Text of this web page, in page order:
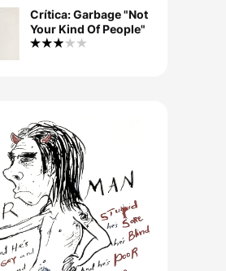
Crítica: Garbage "Not
Your Kind Of People"